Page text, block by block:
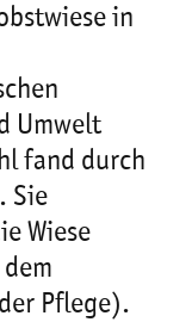
in
Umwelt
fand durch
Sie
Wiese
Pflege).